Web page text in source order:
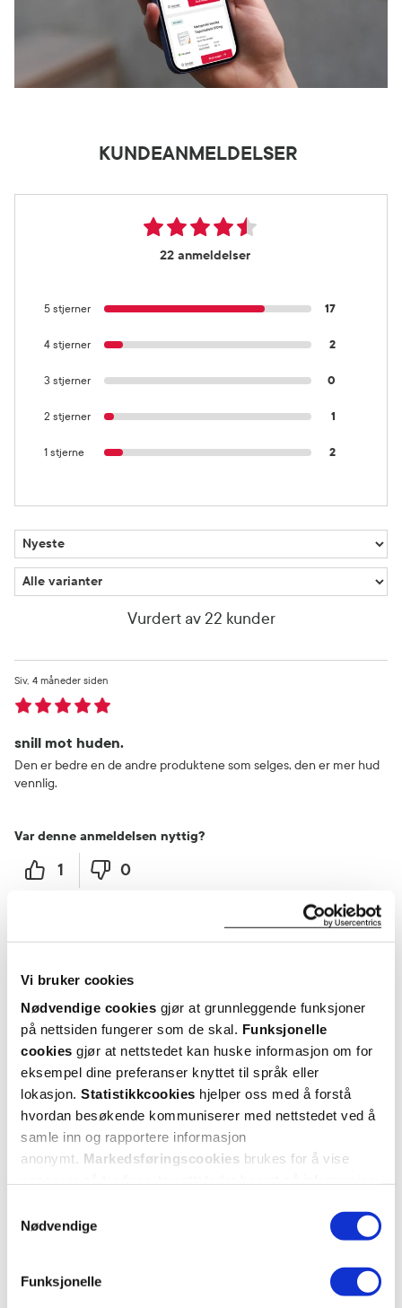
Vi bruker cookies
Nødvendige cookies gjør at grunnleggende funksjoner
på nettsiden fungerer som de skal. Funksjonelle
cookies gjør at nettstedet kan huske informasjon om for
eksempel dine preferanser knyttet til språk eller
lokasjon. Statistikkcookies hjelper oss med å forstå
hvordan besøkende kommuniserer med nettstedet ved å
samle inn og rapportere informasjon
anonymt. Markedsføringscookies brukes for å vise
Nødvendige
Funksjonelle
KUNDEANMELDELSER
22 anmeldelser
5 stjerner 17
4 stjerner 2
3 stjerner 0
2 stjerner 1
1 stjerne 2
Vurdert av 22 kunder
snill mot huden.
4 måneder siden
Siv
Den er bedre en de andre produktene som selges, den er mer hud
vennlig.
Var denne anmeldelsen nyttig?
1 0
Flott.
Flott.
Var denne anmeldelsen nyttig?
0 0